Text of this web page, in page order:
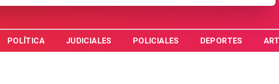
POLÍTICA JUDICIALES POLICIALES DEPORTES